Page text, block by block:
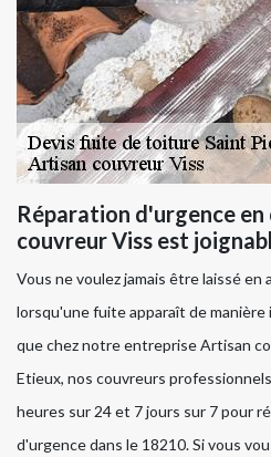
Réparation d'urgence
couvreur Viss est
Vous ne voulez jamais être laissé
lorsqu'une fuite apparaît de
que chez notre entreprise Artisan
Etieux, nos couvreurs
heures sur 24 et 7 jours sur 7 pour
d'urgence dans le 18210. Si vous